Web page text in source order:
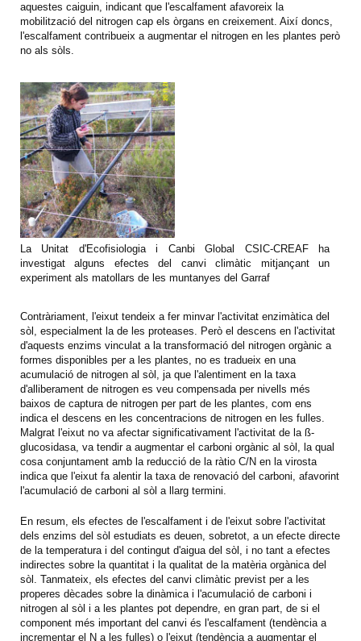
aquestes caiguin, indicant que l'escalfament afavoreix la
mobilització del nitrogen cap els òrgans en creixement. Així doncs,
l'escalfament contribueix a augmentar el nitrogen en les plantes però
no als sòls.
La Unitat d'Ecofisiologia i Canbi Global CSIC-CREAF ha
investigat alguns efectes del canvi climàtic mitjançant un
experiment als matollars de les muntanyes del Garraf
Contràriament, l'eixut tendeix a fer minvar l'activitat enzimàtica del
sòl, especialment la de les proteases. Però el descens en l'activitat
d'aquests enzims vinculat a la transformació del nitrogen orgànic a
formes disponibles per a les plantes, no es tradueix en una
acumulació de nitrogen al sòl, ja que l'alentiment en la taxa
d'alliberament de nitrogen es veu compensada per nivells més
baixos de captura de nitrogen per part de les plantes, com ens
indica el descens en les concentracions de nitrogen en les fulles.
Malgrat l'eixut no va afectar significativament l'activitat de la ß-
glucosidasa, va tendir a augmentar el carboni orgànic al sòl, la qual
cosa conjuntament amb la reducció de la ràtio C/N en la virosta
indica que l'eixut fa alentir la taxa de renovació del carboni, afavorint
l'acumulació de carboni al sòl a llarg termini.
En resum, els efectes de l'escalfament i de l'eixut sobre l'activitat
dels enzims del sòl estudiats es deuen, sobretot, a un efecte directe
de la temperatura i del contingut d'aigua del sòl, i no tant a efectes
indirectes sobre la quantitat i la qualitat de la matèria orgànica del
sòl. Tanmateix, els efectes del canvi climàtic previst per a les
properes dècades sobre la dinàmica i l'acumulació de carboni i
nitrogen al sòl i a les plantes pot dependre, en gran part, de si el
component més important del canvi és l'escalfament (tendència a
incrementar el N a les fulles) o l'eixut (tendència a augmentar el